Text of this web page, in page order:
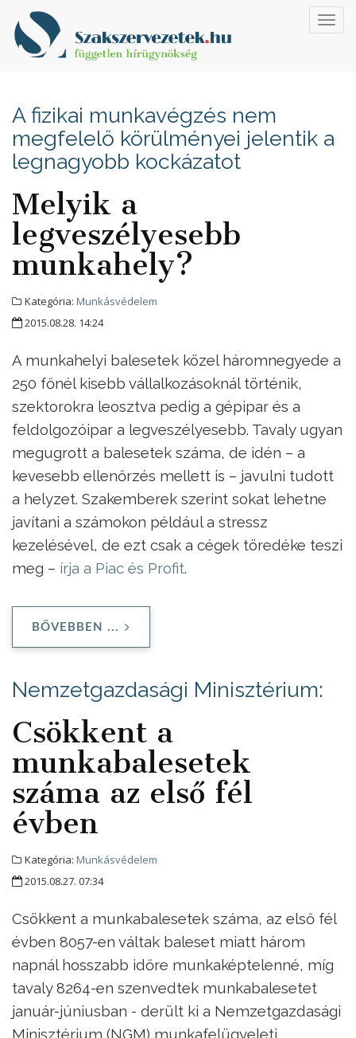
A fizikai munkavégzés nem
megfelelő körülményei jelentik a
legnagyobb kockázatot
Melyik a
legveszélyesebb
munkahely?
Kategória: Munkásvédelem
2015.08.28. 14:24
A munkahelyi balesetek közel háromnegyede a
250 főnél kisebb vállalkozásoknál történik,
szektorokra leosztva pedig a gépipar és a
feldolgozóipar a legveszélyesebb. Tavaly ugyan
megugrott a balesetek száma, de idén – a
kevesebb ellenőrzés mellett is – javulni tudott
a helyzet. Szakemberek szerint sokat lehetne
javítani a számokon például a stressz
kezelésével, de ezt csak a cégek töredéke teszi
meg – írja a Piac és Profit.
BŐVEBBEN ...
Nemzetgazdasági Minisztérium:
Csökkent a
munkabalesetek
száma az első fél
évben
Kategória: Munkásvédelem
2015.08.27. 07:34
Csökkent a munkabalesetek száma, az első fél
évben 8057-en váltak baleset miatt három
napnál hosszabb időre munkaképtelenné, míg
tavaly 8264-en szenvedtek munkabalesetet
január-júniusban - derült ki a Nemzetgazdasági
Minisztérium (NGM) munkafelügyeleti